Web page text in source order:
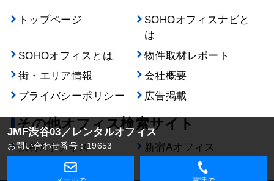
JMF渋谷03／レンタルオフィス
お問い合わせ番号：19653
トップページ
SOHOオフィスナビと
は
SOHOオフィスとは
物件取材レポート
街・エリア情報
会社概要
プライバシーポリシー
広告掲載
その他オフィス検索サイト
渋谷Aオフィス 新宿Aオフィス